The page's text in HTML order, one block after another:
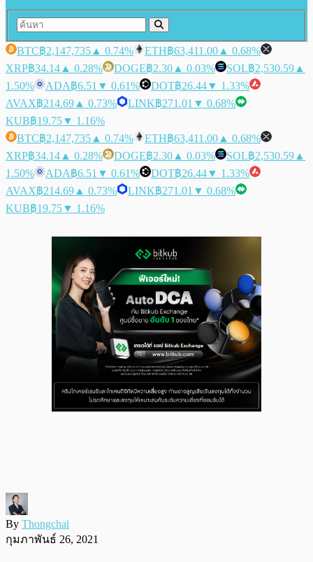
BTC฿2,147,735 ▲ 0.74% ETH฿63,411.00 ▲ 0.68%
XRP฿34.14 ▲ 0.28% DOGE฿2.30 ▲ 0.03% SOL฿2,530.59 ▲
1.50%
ADA฿6.51 ▼ 0.61% DOT฿26.44▼ 1.33%
AVAX฿214.69 ▲ 0.73% LINK฿271.01 ▼ 0.68%
KUB฿19.75▼ 1.16%
BTC฿2,147,735 ▲ 0.74% ETH฿63,411.00 ▲ 0.68%
XRP฿34.14 ▲ 0.28% DOGE฿2.30 ▲ 0.03% SOL฿2,530.59 ▲
1.50%
ADA฿6.51 ▼ 0.61% DOT฿26.44▼ 1.33%
AVAX฿214.69 ▲ 0.73% LINK฿271.01 ▼ 0.68%
KUB฿19.75▼ 1.16%
By Thongchai
กุมภาพันธ์ 26, 2021